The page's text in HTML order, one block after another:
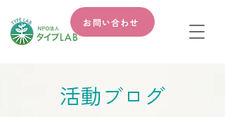
お問い合わせ
​活動ブログ